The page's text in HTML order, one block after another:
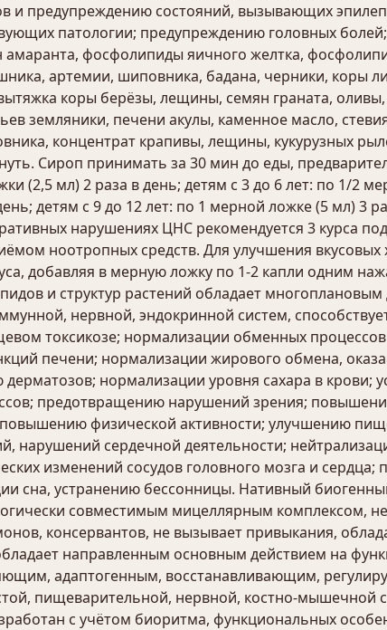
и предупреждению состояний, вызывающих
патологии; предупреждению головных
фосфолипиды яичного желтка,
артемии, шиповника, бадана, черники, коры
коры берёзы, лещины, семян граната,
земляники, печени акулы, каменное масло,
концентрат крапивы, лещины, кукурузных
Сироп принимать за 30 мин до еды,
(2,5 мл) 2 раза в день; детям с 3 до 6 лет: по 1/2
детям с 9 до 12 лет: по 1 мерной ложке (5 мл) 3
нарушениях ЦНС рекомендуется 3 курса
ноотропных средств. Для улучшения вкусовых
добавляя в мерную ложку по 1-2 капли одним
и структур растений обладает
нервной, эндокринной систем,
токсикозе; нормализации обменных
печени; нормализации жирового обмена,
нормализации уровня сахара в крови;
предотвращению нарушений зрения;
физической активности; улучшению
нарушений сердечной деятельности;
изменений сосудов головного мозга и
сна, устранению бессонницы. Нативный
совместимым мицеллярным комплексом, не
консервантов, не вызывает привыкания,
направленным основным действием на
адаптогенным, восстанавливающим,
пищеварительной, нервной, костно-мышечной
с учётом биоритма, функциональных